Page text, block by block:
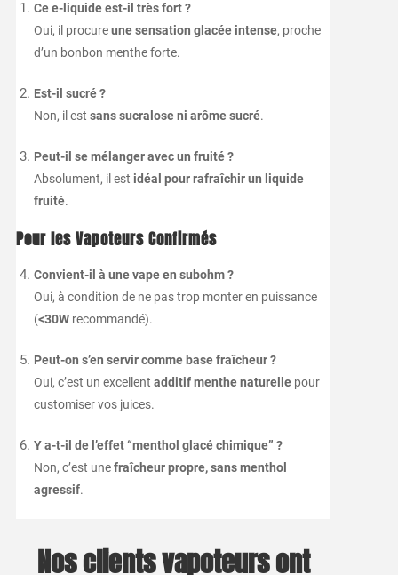
Cee-liquideest-il trèsfort ?
Oui, il procureunesensation glacée intense, proche
d’un bonbon mentheforte.
Est-il sucré ?
Non, il est sanssucraloseni arômesucré.
Peut-il semélangeravecun fruité ?
Absolument, il est idéal pourrafraîchirun liquide
fruité.
Pour les Vapoteurs Confirmés
Convient-il à unevapeen subohm ?
Oui, à condition de ne pastrop monteren puissance
(<30W recommandé).
Peut-on s’en servircomme basefraîcheur ?
Oui, c’est un excellent additifmenthenaturelle pour
customiservos juices.
Ya-t-il de l’effet “menthol glacéchimique” ?
Non, c’est unefraîcheurpropre,sansmenthol
agressif.
Nos clients vapoteurs ont